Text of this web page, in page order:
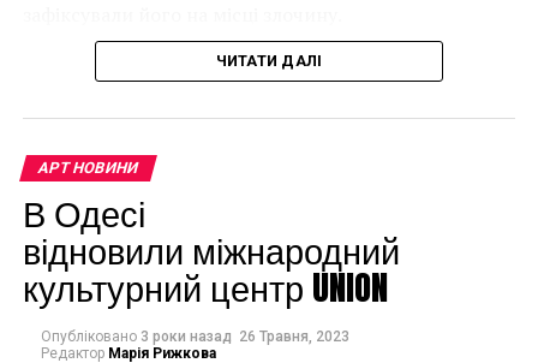
впевнений, що Бенксі
усвідомлює
непередбачувані
наслідки для власників
будинків. Якби ми
могли повернути час
назад, ми б це
зробили”.
ЧИТАТИ ДАЛІ
АРТ НОВИНИ
В Одесі
відновили міжнародний
культурний центр UNION
Опубліковано 3 роки назад 26 Травня, 2023
Редактор Марія Рижкова